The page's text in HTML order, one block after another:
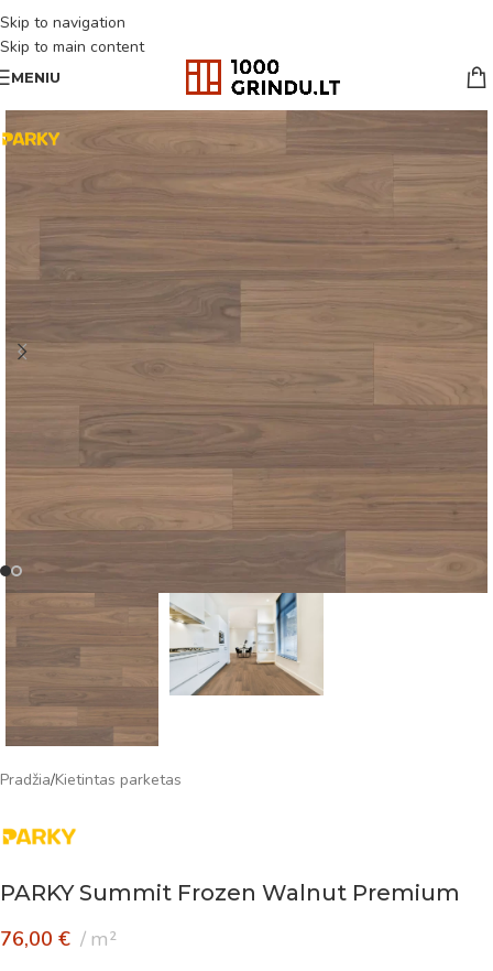
Skip to navigation
Skip to main content
MENIU
Pradžia/Kietintas parketas
PARKY Summit Frozen Walnut Premium
76,00 € m²